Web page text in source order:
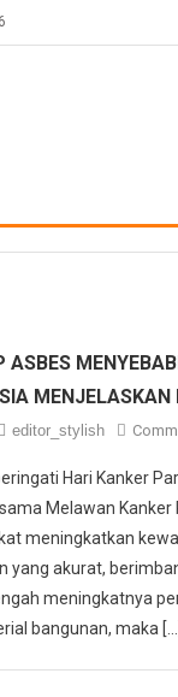
ASBES
editor_stylish
Hari Kanker
Melawan Kanker
meningkatkan
yang akurat,
meningkatnya
bangunan, maka […]